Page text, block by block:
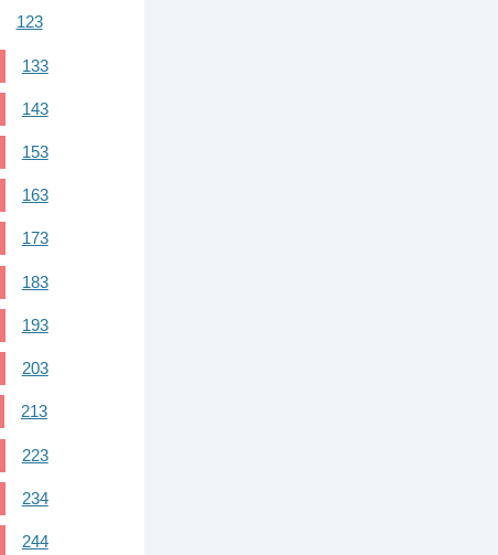
123
133
143
153
163
173
183
193
203
213
223
234
244